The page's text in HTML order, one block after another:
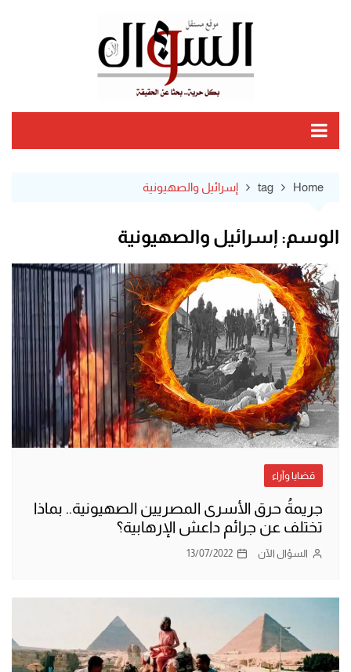
Home
tag إسرائيل والصهيونية
الوسم: إسرائيل والصهيونية
قضايا وآراء
جريمةُ حرق الأسرى المصريين الصهيونية.. بماذا
تختلف عن جرائم داعش الإرهابية؟
السؤال الآن 13/07/2022